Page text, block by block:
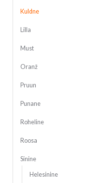
Kuldne
Lilla
Must
Oranž
Pruun
Punane
Roheline
Roosa
Sinine
Helesinine